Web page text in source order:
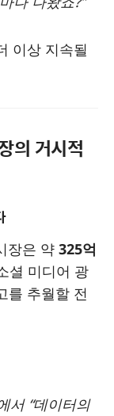
이상 지속될
의 거시적
장은 약 325억
셜 미디어 광
를 추월할 전
서 “데이터의